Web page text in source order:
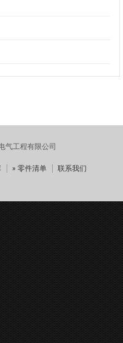
气工程有限公司
» 零件清单 联系我们